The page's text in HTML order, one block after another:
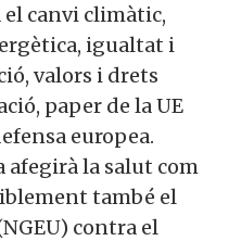
canvi climàtic,
igualtat i
valors i drets
paper de la UE
europea.
afegirà la salut com
també el
contra el